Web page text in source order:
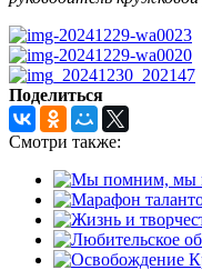
Поделиться
Смотри также: